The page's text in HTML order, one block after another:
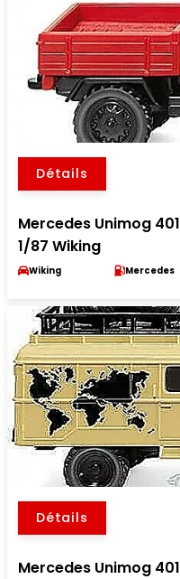
Détails
Mercedes Unimog
1/87 Wiking
Wiking Mercedes
Détails
Mercedes Unimog